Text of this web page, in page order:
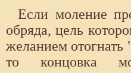
Если моление
обряда, цель
желанием
то концовка